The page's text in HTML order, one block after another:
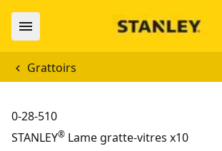
Grattoirs
0-28-510
STANLEY® Lame gratte-vitres x10